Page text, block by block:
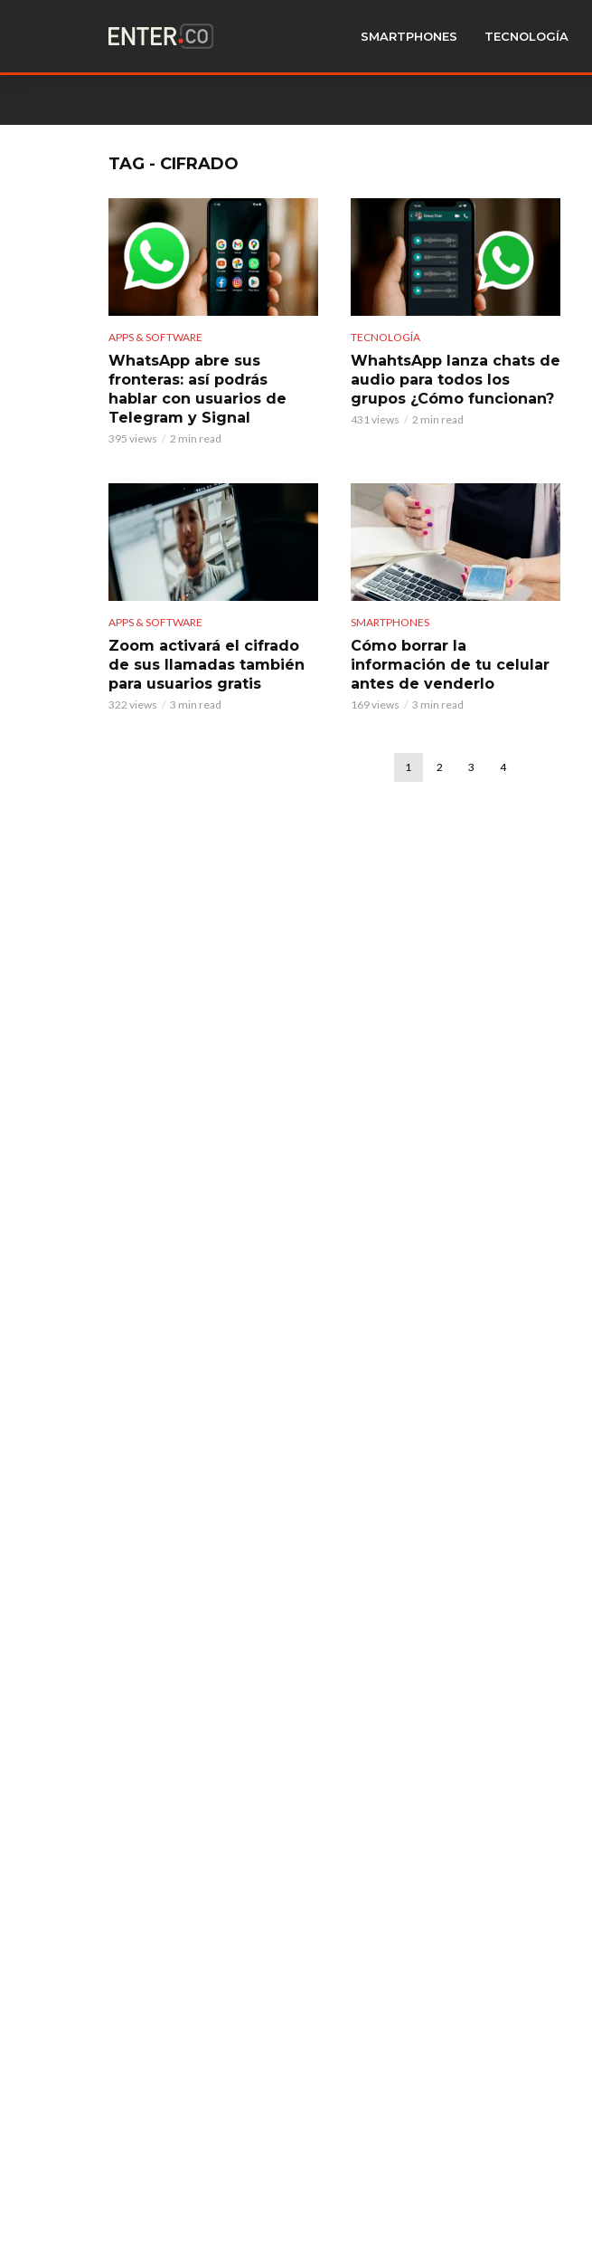
SMARTPHONES TECNOLOGÍA
TAG - CIFRADO
APPS & SOFTWARE
WhatsApp abre sus
fronteras: así podrás
hablar con usuarios de
Telegram y Signal
395 views 2 min read
TECNOLOGÍA
WhahtsApp lanza chats de
audio para todos los
grupos ¿Cómo funcionan?
431 views 2 min read
APPS & SOFTWARE
Zoom activará el cifrado
de sus llamadas también
para usuarios gratis
322 views 3 min read
SMARTPHONES
Cómo borrar la
información de tu celular
antes de venderlo
169 views 3 min read
1 2 3 4